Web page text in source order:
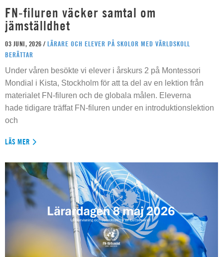
FN-filuren väcker samtal om
jämställdhet
03 JUNI, 2026 / LÄRARE OCH ELEVER PÅ SKOLOR MED VÄRLDSKOLL
BERÄTTAR
Under våren besökte vi elever i årskurs 2 på Montessori
Mondial i Kista, Stockholm för att ta del av en lektion från
materialet FN-filuren och de globala målen. Eleverna
hade tidigare träffat FN-filuren under en introduktionslektion
och
LÄS MER